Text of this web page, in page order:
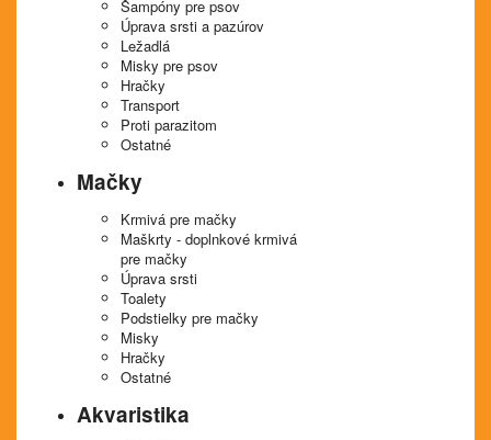
Šampóny pre psov
Úprava srsti a pazúrov
Ležadlá
Misky pre psov
Hračky
Transport
Proti parazitom
Ostatné
Mačky
Krmivá pre mačky
Maškrty - doplnkové krmivá
pre mačky
Úprava srsti
Toalety
Podstielky pre mačky
Misky
Hračky
Ostatné
Akvaristika